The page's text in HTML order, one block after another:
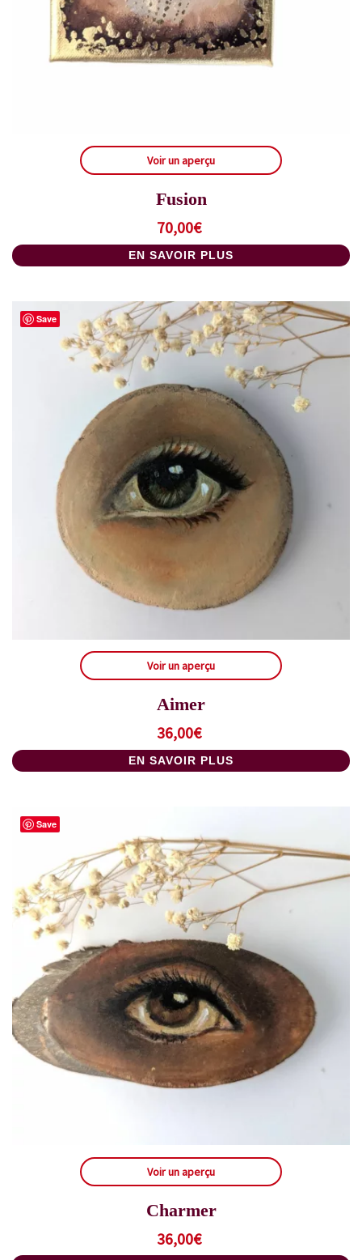
Voir un aperçu
Fusion
70,00€
EN SAVOIR PLUS
Save
Voir un aperçu
Aimer
36,00€
EN SAVOIR PLUS
Save
Voir un aperçu
Charmer
36,00€